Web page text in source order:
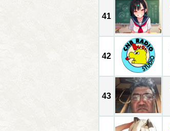
41
42
43